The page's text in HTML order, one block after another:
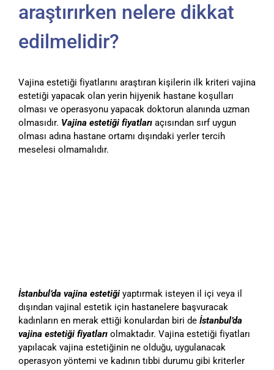
araştırırken nelere dikkat
edilmelidir?
Vajina estetiği fiyatlarını araştıran kişilerin ilk kriteri vajina
estetiği yapacak olan yerin hijyenik hastane koşulları
olması ve operasyonu yapacak doktorun alanında uzman
olmasıdır. Vajina estetiği fiyatları açısından sırf uygun
olması adına hastane ortamı dışındaki yerler tercih
meselesi olmamalıdır.
İstanbul’da vajina estetiği yaptırmak isteyen il içi veya il
dışından vajinal estetik için hastanelere başvuracak
kadınların en merak ettiği konulardan biri de İstanbul’da
vajina estetiği fiyatları olmaktadır. Vajina estetiği fiyatları
yapılacak vajina estetiğinin ne olduğu, uygulanacak
operasyon yöntemi ve kadının tıbbi durumu gibi kriterler